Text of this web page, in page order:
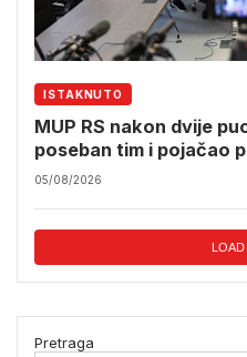
ISTAKNUTO
MUP RS nakon dvije
poseban tim i pojačao
05/08/2026
Pretraga